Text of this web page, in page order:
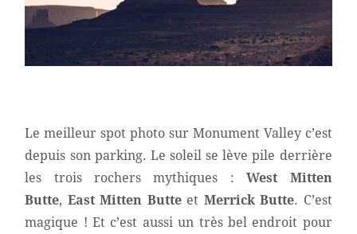
Le meilleur spot photo sur Monument Valley c’est
depuis son parking. Le soleil se lève pile derrière
les trois rochers mythiques :West Mitten
Butte, East Mitten Butte et Merrick Butte. C’est
magique ! Et c’est aussi un très bel endroit pour